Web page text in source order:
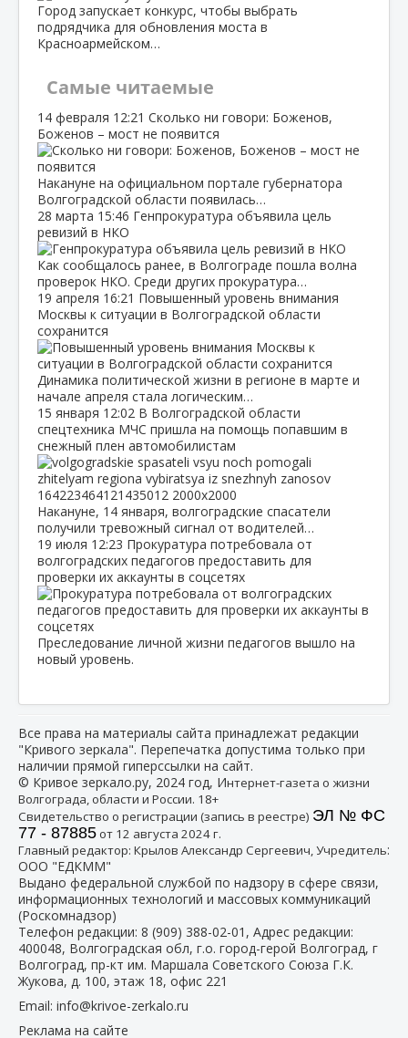
Город запускает конкурс, чтобы выбрать
подрядчика для обновления моста в
Красноармейском…
Самые читаемые
14 февраля 12:21 Сколько ни говори: Боженов,
Боженов – мост не появится
Накануне на официальном портале губернатора
Волгоградской области появилась…
28 марта 15:46 Генпрокуратура объявила цель
ревизий в НКО
Как сообщалось ранее, в Волгограде пошла волна
проверок НКО. Среди других прокуратура…
19 апреля 16:21 Повышенный уровень внимания
Москвы к ситуации в Волгоградской области
сохранится
Динамика политической жизни в регионе в марте и
начале апреля стала логическим…
15 января 12:02 В Волгоградской области
спецтехника МЧС пришла на помощь попавшим в
снежный плен автомобилистам
Накануне, 14 января, волгоградские спасатели
получили тревожный сигнал от водителей…
19 июля 12:23 Прокуратура потребовала от
волгоградских педагогов предоставить для
проверки их аккаунты в соцсетях
Преследование личной жизни педагогов вышло на
новый уровень.
Все права на материалы сайта принадлежат редакции
"Кривого зеркала". Перепечатка допустима только при
наличии прямой гиперссылки на сайт.
© Кривое зеркало.ру, 2024 год, Интернет-газета о жизни
Волгограда, области и России. 18+
Свидетельство о регистрации (запись в реестре) ЭЛ № ФС
77 - 87885от 12 августа 2024 г.
Главный редактор: Крылов Александр Сергеевич, Учредитель:
ООО "ЕДКММ"
Выдано федеральной службой по надзору в сфере связи,
информационных технологий и массовых коммуникаций
(Роскомнадзор)
Телефон редакции: 8 (909) 388-02-01 , Адрес редакции:
400048, Волгоградская обл, г.о. город-герой Волгоград, г
Волгоград, пр-кт им. Маршала Советского Союза Г.К.
Жукова, д. 100, этаж 18, офис 221
Email: info@krivoe-zerkalo.ru
Реклама на сайте